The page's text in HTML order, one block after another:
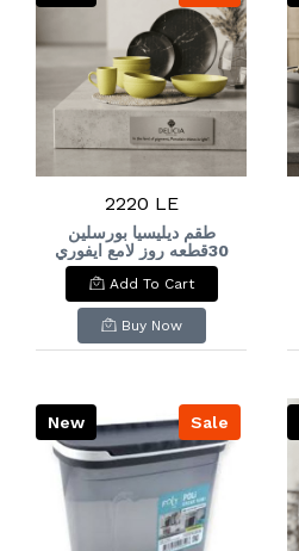
2220 LE
طقم ديليسيا بورسلين
30قطعه روز لامع ايفوري
Delicia Porcelain Set,
30 Pieces, Rose Ivory
Glossy
Add To Cart
Buy Now
Sale
New